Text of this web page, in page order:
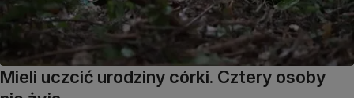
Mieli uczcić urodziny córki. Cztery osoby